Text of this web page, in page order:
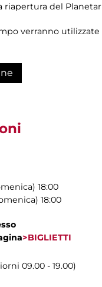
riapertura del
verranno
18:00
18:00
>BIGLIETTI
09.00 - 19.00)